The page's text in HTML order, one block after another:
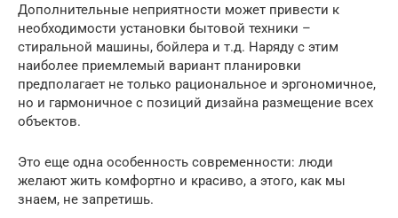
Дополнительные неприятности может привести к
необходимости установки бытовой техники –
стиральной машины, бойлера и т.д. Наряду с этим
наиболее приемлемый вариант планировки
предполагает не только рациональное и эргономичное,
но и гармоничное с позиций дизайна размещение всех
объектов.
Это еще одна особенность современности: люди
желают жить комфортно и красиво, а этого, как мы
знаем, не запретишь.